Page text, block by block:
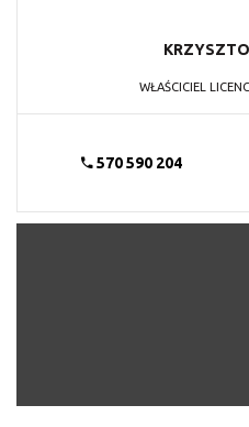
WŁAŚCICIEL
570 590 204